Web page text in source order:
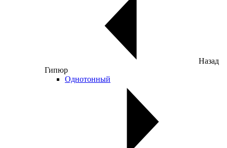
Назад
Гипюр
Однотонный